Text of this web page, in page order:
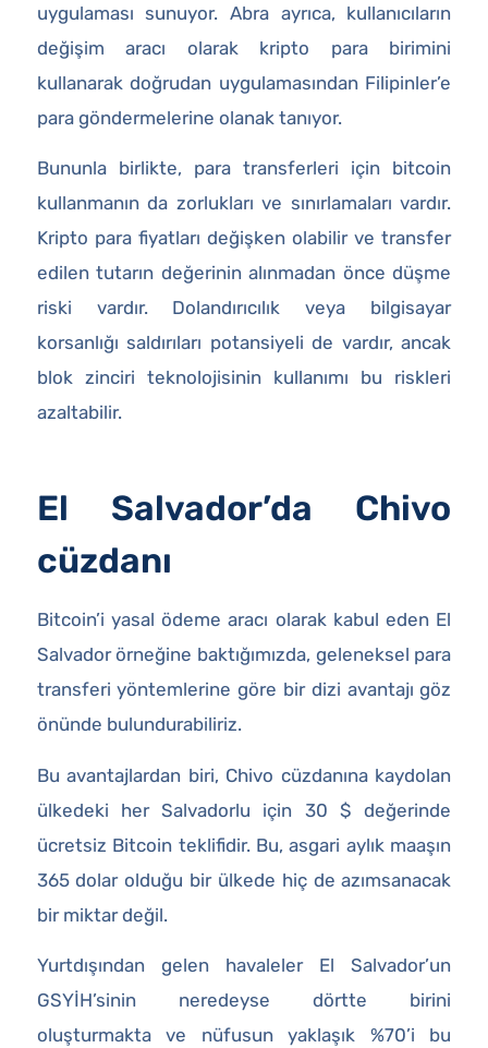
uygulaması sunuyor. Abra ayrıca, kullanıcıların
değişim aracı olarak kripto para birimini
kullanarak doğrudan uygulamasından Filipinler’e
para göndermelerine olanak tanıyor.
Bununla birlikte, para transferleri için bitcoin
kullanmanın da zorlukları ve sınırlamaları vardır.
Kripto para fiyatları değişken olabilir ve transfer
edilen tutarın değerinin alınmadan önce düşme
riski vardır. Dolandırıcılık veya bilgisayar
korsanlığı saldırıları potansiyeli de vardır, ancak
blok zinciri teknolojisinin kullanımı bu riskleri
azaltabilir.
El Salvador’da Chivo
cüzdanı
Bitcoin’i yasal ödeme aracı olarak kabul eden El
Salvador örneğine baktığımızda, geleneksel para
transferi yöntemlerine göre bir dizi avantajı göz
önünde bulundurabiliriz.
Bu avantajlardan biri, Chivo cüzdanına kaydolan
ülkedeki her Salvadorlu için 30 $ değerinde
ücretsiz Bitcoin teklifidir. Bu, asgari aylık maaşın
365 dolar olduğu bir ülkede hiç de azımsanacak
bir miktar değil.
Yurtdışından gelen havaleler El Salvador’un
GSYİH’sinin neredeyse dörtte birini
oluşturmakta ve nüfusun yaklaşık %70’i bu